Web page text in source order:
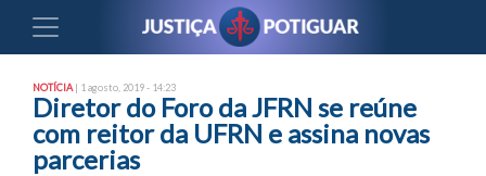
NOTÍCIA | 1 agosto, 2019 - 14:23
Diretor do Foro da JFRN se reúne
com reitor da UFRN e assina novas
parcerias